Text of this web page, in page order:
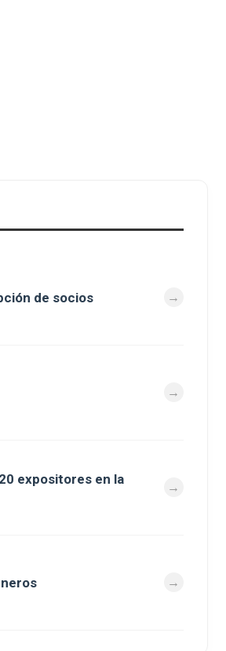
de socios
expositores en la